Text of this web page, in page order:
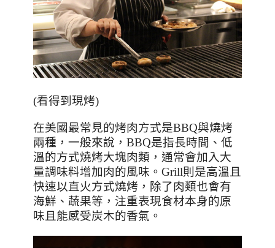
(看得到現烤)
在美國最常見的烤肉方式是BBQ與燒烤
兩種，一般來說， BBQ是指長時間、低
溫的方式燒烤大塊肉類，通常會加入大
量調味料增加肉的風味。 Grill則是高溫且
快速以直火方式燒烤，除了肉類也會有
海鮮、蔬果等，注重表現食材本身的原
味且能感受炭木的香氣。